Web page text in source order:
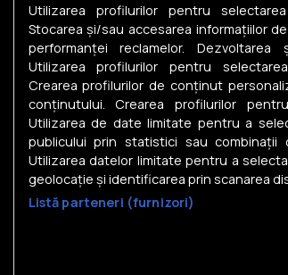
Spații comerciale de închiriat
Spații comerciale de închiriat
Spații comerciale de închiriat
Despre noi
Utilizarea profilurilor pentru
Stocarea și/sau accesarea informațiilor
performanței reclamelor. Dezvoltarea
Utilizarea profilurilor pentru
Crearea profilurilor de conținut
conținutului. Crearea profilurilor
Utilizarea de date limitate pentru a
publicului prin statistici sau
Utilizarea datelor limitate pentru a
geolocație și identificarea prin scanarea
Listă parteneri (furnizori)